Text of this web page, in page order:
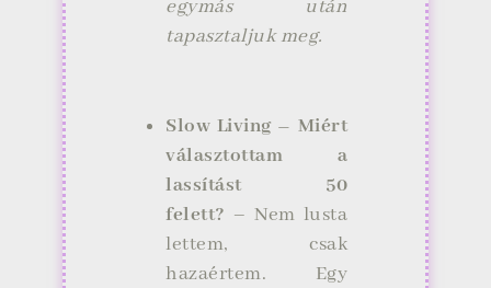
egymás után
tapasztaljuk meg.
Slow Living – Miért
választottam a
lassítást 50
felett? – Nem lusta
lettem, csak
hazaértem. Egy